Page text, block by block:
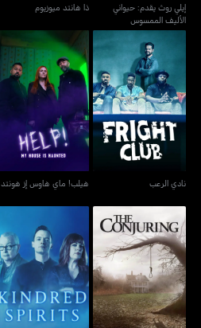
إيلي روث يقدم: حيواني
الأليف الممسوس
ذا هانتد ميوزيوم
نادي الرعب
نادي الرعب
هيلب! ماي هاوس إز هونتد
هيلب! ماي هاوس إز هونتد
التعويذة - ذا كونجورينغ كيندريد سبيريتس